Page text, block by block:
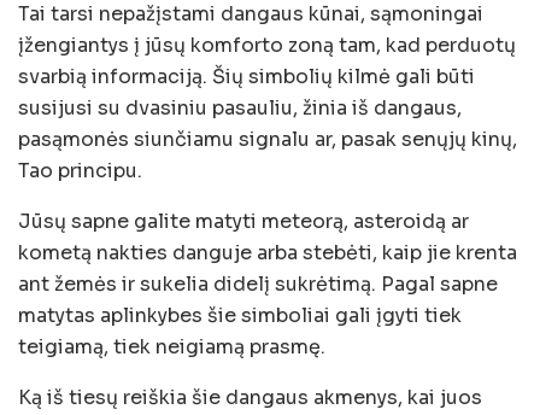
Tai tarsi nepažįstami dangaus kūnai, sąmoningai
įžengiantys į jūsų komforto zoną tam, kad perduotų
svarbią informaciją. Šių simbolių kilmė gali būti
susijusi su dvasiniu pasauliu, žinia iš dangaus,
pasąmonės siunčiamu signalu ar, pasak senųjų kinų,
Tao principu.
Jūsų sapne galite matyti meteorą, asteroidą ar
kometą nakties danguje arba stebėti, kaip jie krenta
ant žemės ir sukelia didelį sukrėtimą. Pagal sapne
matytas aplinkybes šie simboliai gali įgyti tiek
teigiamą, tiek neigiamą prasmę.
Ką iš tiesų reiškia šie dangaus akmenys, kai juos